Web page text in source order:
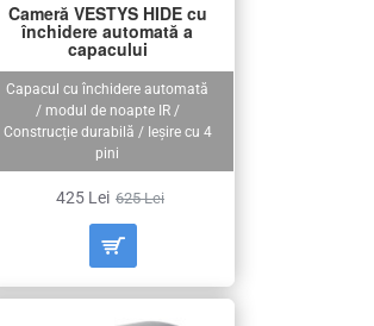
Capacul cu închidere automată
/ modul de noapte IR /
Construcție durabilă / Ieșire cu 4
pini
Cameră VESTYS HIDE cu
închidere automată a
capacului
425 Lei 625 Lei